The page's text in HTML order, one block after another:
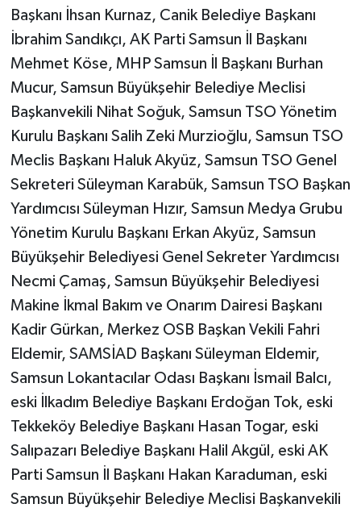
Başkanı İhsan Kurnaz, Canik Belediye Başkanı
İbrahim Sandıkçı, AK Parti Samsun İl Başkanı
Mehmet Köse, MHP Samsun İl Başkanı Burhan
Mucur, Samsun Büyükşehir Belediye Meclisi
Başkanvekili Nihat Soğuk, Samsun TSO Yönetim
Kurulu Başkanı Salih Zeki Murzioğlu, Samsun TSO
Meclis Başkanı Haluk Akyüz, Samsun TSO Genel
Sekreteri Süleyman Karabük, Samsun TSO Başkan
Yardımcısı Süleyman Hızır, Samsun Medya Grubu
Yönetim Kurulu Başkanı Erkan Akyüz, Samsun
Büyükşehir Belediyesi Genel Sekreter Yardımcısı
Necmi Çamaş, Samsun Büyükşehir Belediyesi
Makine İkmal Bakım ve Onarım Dairesi Başkanı
Kadir Gürkan, Merkez OSB Başkan Vekili Fahri
Eldemir, SAMSİAD Başkanı Süleyman Eldemir,
Samsun Lokantacılar Odası Başkanı İsmail Balcı,
eski İlkadım Belediye Başkanı Erdoğan Tok, eski
Tekkeköy Belediye Başkanı Hasan Togar, eski
Salıpazarı Belediye Başkanı Halil Akgül, eski AK
Parti Samsun İl Başkanı Hakan Karaduman, eski
Samsun Büyükşehir Belediye Meclisi Başkanvekili